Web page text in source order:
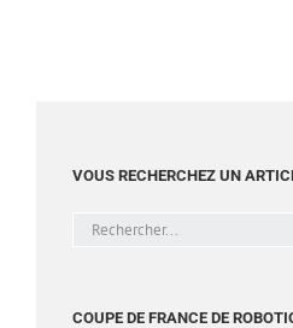
VOUS RECHERCHEZ UN
Rechercher:
COUPE DE FRANCE DE